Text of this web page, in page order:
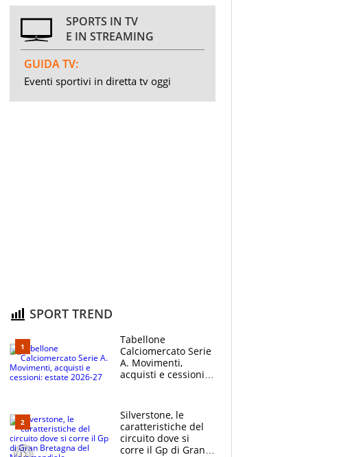
SPORTS IN TV
E IN STREAMING
GUIDA TV:
Eventi sportivi in diretta tv oggi
SPORT TREND
Tabellone
Calciomercato Serie
A. Movimenti,
acquisti e cessioni:
Silverstone, le
caratteristiche del
circuito dove si
corre il Gp di Gran